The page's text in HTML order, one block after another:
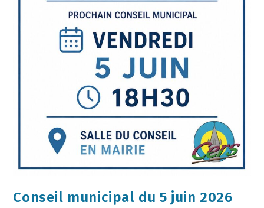
Conseil municipal du 5 juin 2026